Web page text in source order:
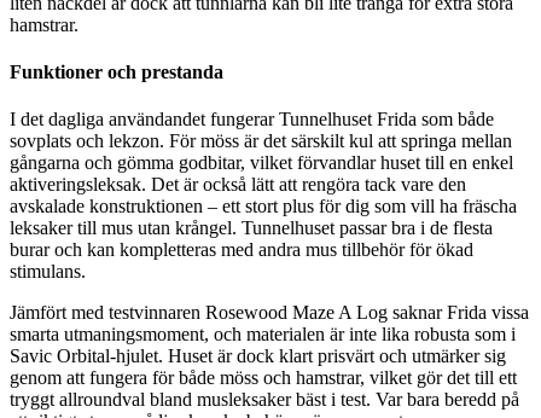
hamstrar.
Funktioner och prestanda
I det dagliga användandet fungerar Tunnelhuset Frida som både
sovplats och lekzon. För möss är det särskilt kul att springa mellan
gångarna och gömma godbitar, vilket förvandlar huset till en enkel
aktiveringsleksak. Det är också lätt att rengöra tack vare den
avskalade konstruktionen – ett stort plus för dig som vill ha fräscha
leksaker till mus utan krångel. Tunnelhuset passar bra i de flesta
burar och kan kompletteras med andra mus tillbehör för ökad
stimulans.
Jämfört med testvinnaren Rosewood Maze A Log saknar Frida vissa
smarta utmaningsmoment, och materialen är inte lika robusta som i
Savic Orbital-hjulet. Huset är dock klart prisvärt och utmärker sig
genom att fungera för både möss och hamstrar, vilket gör det till ett
tryggt allroundval bland musleksaker bäst i test. Var bara beredd på